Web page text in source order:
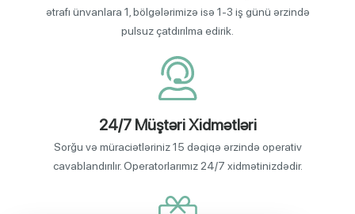
ətrafı ünvanlara 1, bölgələrimizə isə 1-3 iş günü ərzində
pulsuz çatdırılma edirik.
24/7 Müştəri Xidmətləri
Sorğu və müraciətləriniz 15 dəqiqə ərzində operativ
cavablandırılır. Operatorlarımız 24/7 xidmətinizdədir.